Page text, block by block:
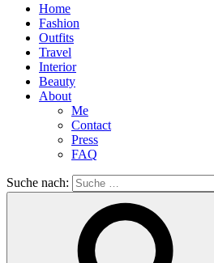
Home
Fashion
Outfits
Travel
Interior
Beauty
About
Me
Contact
Press
FAQ
Suche nach: